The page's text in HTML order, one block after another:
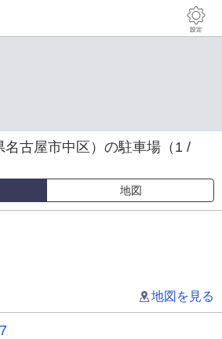
古屋市中区）の駐車場（1 /
地図
地図を見る